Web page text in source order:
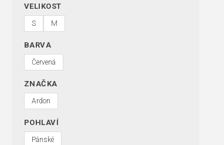
VELIKOST
S M
BARVA
Červená
ZNAČKA
Ardon
POHLAVÍ
Pánské